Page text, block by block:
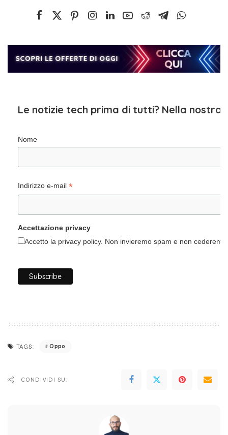
Le notizie tech prima di tutti? Nella nostra
Nome
Indirizzo e-mail *
Accettazione privacy
Accetto la privacy policy. Non invieremo spam e non
TAGS: Oppo
CONDIVIDI SU: